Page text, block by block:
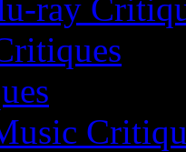
ray